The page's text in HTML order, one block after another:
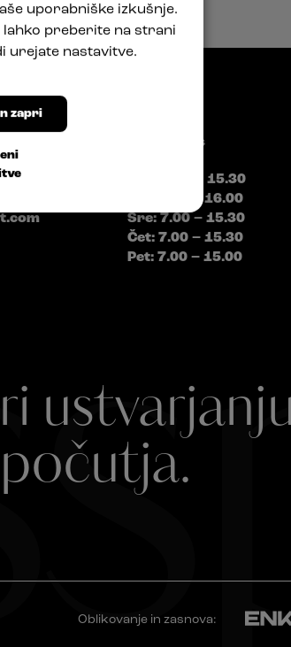
Delovni čas
Pon: 7.00 – 15.30
Tor: 7.00 – 16.00
Sre: 7.00 – 15.30
Čet: 7.00 – 15.30
Pet: 7.00 – 15.00
Oblikovanje in zasnova:
uporabniške izkušnje.
preberite na strani
urejate nastavitve.
zapri